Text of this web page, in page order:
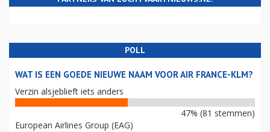
POLL
WAT IS EEN GOEDE NIEUWE NAAM VOOR AIR FRANCE-KLM?
Verzin alsjeblieft iets anders
47% (81 stemmen)
European Airlines Group (EAG)